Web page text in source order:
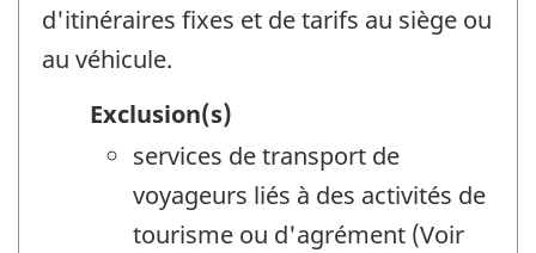
d'itinéraires fixes et de tarifs au siège ou
au véhicule.
Exclusion(s)
services de transport de
voyageurs liés à des activités de
tourisme ou d'agrément (Voir